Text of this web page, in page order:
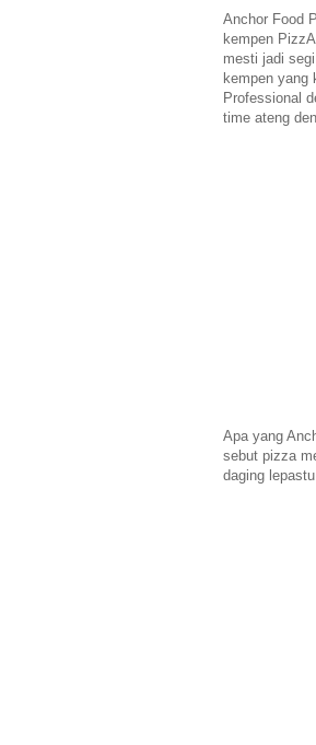
Anchor Food
kempen
mesti jadi
kempen yang
Professional
time ateng
Apa yang
sebut pizza
daging